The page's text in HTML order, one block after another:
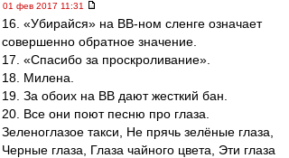
01 фев 2017 11:31
16. «Убирайся» на ВВ-ном сленге означает
совершенно обратное значение.
17. «Спасибо за проскроливание».
18. Милена.
19. За обоих на ВВ дают жесткий бан.
20. Все они поют песню про глаза.
Зеленоглазое такси, Не прячь зелёные глаза,
Черные глаза, Глаза чайного цвета, Эти глаза